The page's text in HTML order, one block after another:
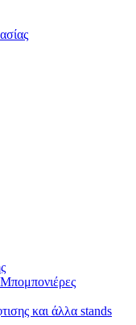
και άλλα stands